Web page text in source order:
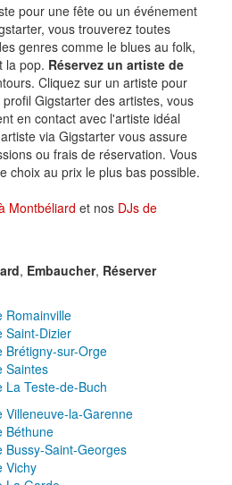
pour une fête ou un événement
vous trouverez toutes
genres comme le blues au folk,
la pop. Réservez un artiste de
Cliquez sur un artiste pour
Gigstarter des artistes, vous
en contact avec l'artiste idéal
via Gigstarter vous assure
ou frais de réservation. Vous
choix au prix le plus bas possible.
Montbéliard et nos DJs de
, Embaucher, Réserver
Romainville
Saint-Dizier
Brétigny-sur-Orge
Saintes
La Teste-de-Buch
Villeneuve-la-Garenne
Béthune
Bussy-Saint-Georges
Vichy